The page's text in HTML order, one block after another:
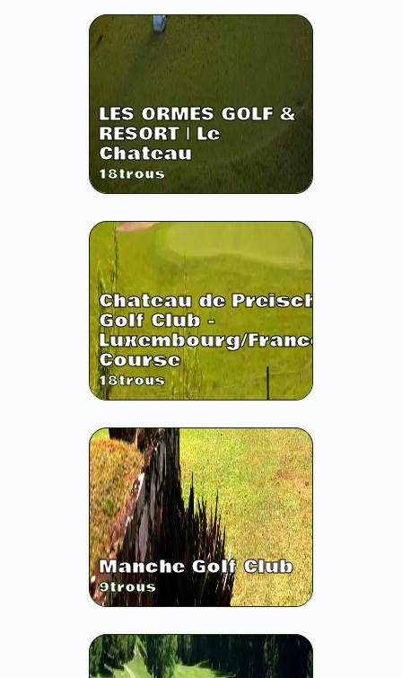
LES ORMES GOLF &
RESORT | Le
Chateau
18trous
Chateau de Preisch
Golf Club -
Luxembourg/France
Course
18trous
Manche Golf Club
9trous